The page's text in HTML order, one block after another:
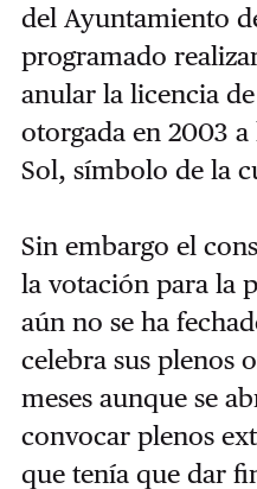
del Ayuntamiento
programado
anular la licencia
otorgada en 2003 a
Sol, símbolo de la
Sin embargo el
la votación para la
aún no se ha
celebra sus plenos
meses aunque se
convocar plenos
que tenía que dar